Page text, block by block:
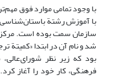
با وجود تمامی موارد فوق
با آموزش رشتة
شد و نام آن در ابتدا «کمیتة
بود که زیر نظر
فرهنگی، کار خود را آغاز